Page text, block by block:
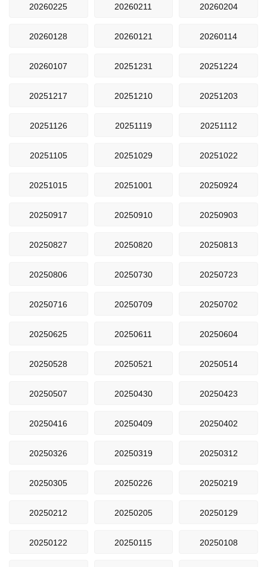
20260225 20260211 20260204
20260128 20260121 20260114
20260107 20251231 20251224
20251217 20251210 20251203
20251126 20251119 20251112
20251105 20251029 20251022
20251015 20251001 20250924
20250917 20250910 20250903
20250827 20250820 20250813
20250806 20250730 20250723
20250716 20250709 20250702
20250625 20250611 20250604
20250528 20250521 20250514
20250507 20250430 20250423
20250416 20250409 20250402
20250326 20250319 20250312
20250305 20250226 20250219
20250212 20250205 20250129
20250122 20250115 20250108